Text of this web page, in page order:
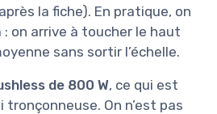
la fiche). En pratique, on
on arrive à toucher le haut
sans sortir l’échelle.
de 800 W, ce qui est
On n’est pas